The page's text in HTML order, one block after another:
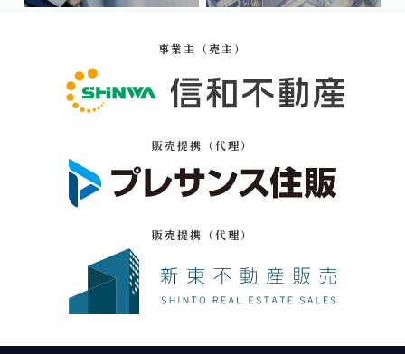
事業主（売主）
販売提携（代理）
販売提携（代理）